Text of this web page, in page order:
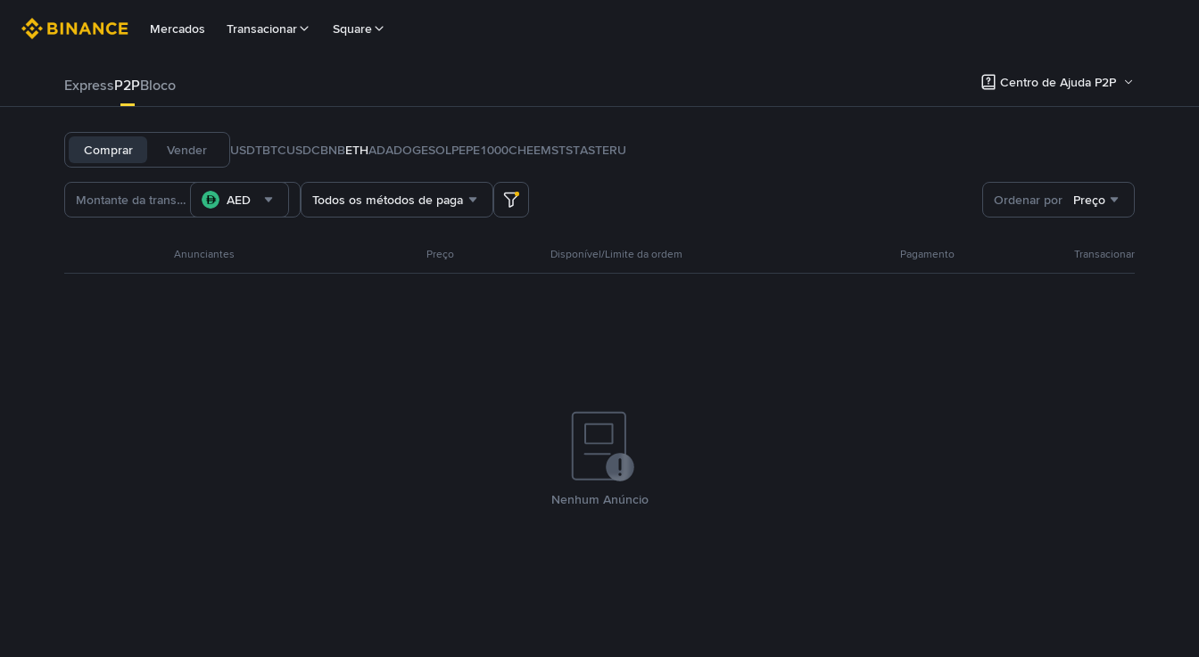
Mercados Transacionar Square
ExpressP2PBloco Centro de Ajuda P2P
Comprar Vender USDTBTCUSDCBNBETHADADOGESOLPEPE1000CHEEMSTSTASTERU
AED Todos os métodos de pagamento Ordenar por Preço
Anunciantes Preço Disponível/Limite da ordem Pagamento Transacionar
Nenhum Anúncio